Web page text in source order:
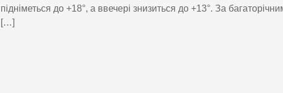
підніметься до +18°, а ввечері знизиться до +13°. За
[…]